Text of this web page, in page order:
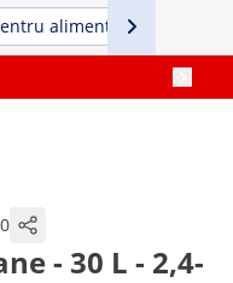
alimente
- 30 L - 2,4-